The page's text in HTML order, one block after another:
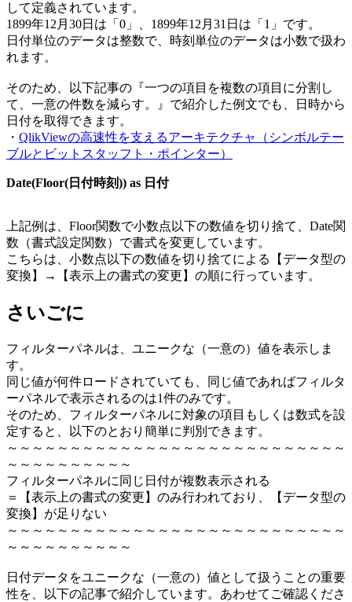
して定義されています。
1899年12月30日は「0」、1899年12月31日は「1」です。
日付単位のデータは整数で、時刻単位のデータは小数で扱わ
れます。
そのため、以下記事の『一つの項目を複数の項目に分割し
て、一意の件数を減らす。』で紹介した例文でも、日時から
日付を取得できます。
・ QlikViewの高速性を支えるアーキテクチャ（シンボルテー
ブルとビットスタッフト・ポインター）
Date(Floor(日付時刻)) as 日付
上記例は、Floor関数で小数点以下の数値を切り捨て、Date関
数（書式設定関数）で書式を変更しています。
こちらは、小数点以下の数値を切り捨てによる【データ型の
変換】→【表示上の書式の変更】の順に行っています。
さいごに
フィルターパネルは、ユニークな（一意の）値を表示しま
す。
同じ値が何件ロードされていても、同じ値であればフィルタ
ーパネルで表示されるのは1件のみです。
そのため、フィルターパネルに対象の項目もしくは数式を設
定すると、以下のとおり簡単に判別できます。
～～～～～～～～～～～～～～～～～～～～～～～～～～～
～～～～～～～～～～
フィルターパネルに同じ日付が複数表示される
＝【表示上の書式の変更】のみ行われており、【データ型の
変換】が足りない
～～～～～～～～～～～～～～～～～～～～～～～～～～～
～～～～～～～～～～
日付データをユニークな（一意の）値として扱うことの重要
性を、以下の記事で紹介しています。あわせてご確認くださ